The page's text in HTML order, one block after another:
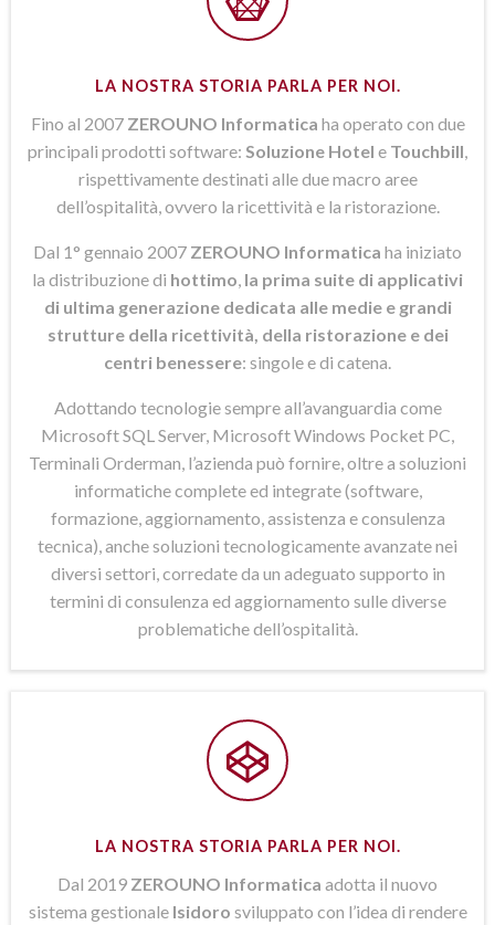
LA NOSTRA STORIA PARLA PER NOI.
Fino al 2007 ZEROUNO Informatica ha operato con due
principali prodotti software: Soluzione Hotel e Touchbill
rispettivamente destinati alle due macro aree
dell’ospitalità, ovvero la ricettività e la ristorazione.
Dal 1° gennaio 2007 ZEROUNO Informatica ha iniziato
la distribuzione di hottimo la prima suite di applicativi
di ultima generazione dedicata alle medie e grandi
strutture della ricettività, della ristorazione e dei
centri benessere: singole e di catena.
Adottando tecnologie sempre all’avanguardia come
Microsoft SQL Server, Microsoft Windows Pocket PC,
Terminali Orderman, l’azienda può fornire, oltre a soluzioni
informatiche complete ed integrate (software,
formazione, aggiornamento, assistenza e consulenza
tecnica), anche soluzioni tecnologicamente avanzate nei
diversi settori, corredate da un adeguato supporto in
termini di consulenza ed aggiornamento sulle diverse
problematiche dell’ospitalità.
LA NOSTRA STORIA PARLA PER NOI.
Dal 2019 ZEROUNO Informatica adotta il nuovo
sistema gestionale Isidoro sviluppato con l’idea di rendere